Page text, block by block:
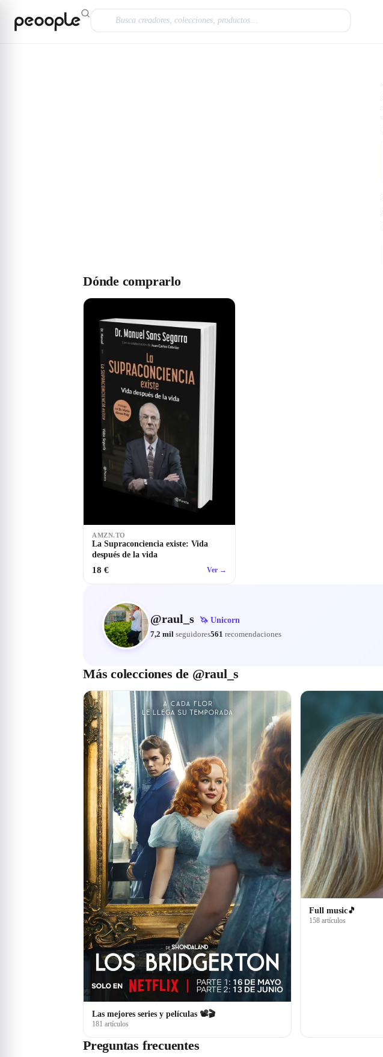
Dónde comprarlo
AMZN.TO
La Supraconciencia existe: Vida
después de la vida
18 € Ver →
@raul_s 🦄 Unicorn
7,2 mil seguidores561 recomendaciones
Más colecciones de @raul_s
Las mejores series y películas 📽🎬
181 artículos
Full music🎵
158 artículos
Preguntas frecuentes